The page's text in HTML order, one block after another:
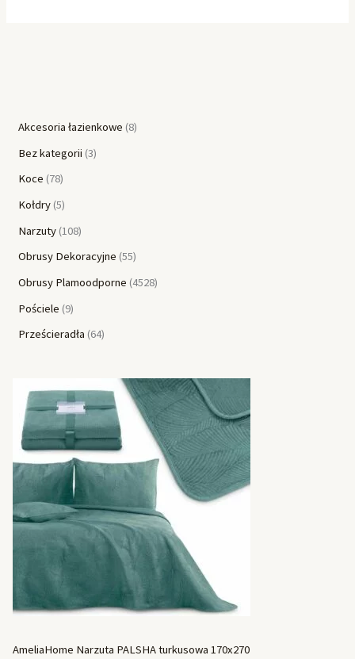
Akcesoria łazienkowe 8
Bez kategorii 3
Koce 78
Kołdry 5
Narzuty 108
Obrusy Dekoracyjne 55
Obrusy Plamoodporne 4528
Pościele 9
Prześcieradła 64
AmeliaHome Narzuta PALSHA turkusowa 170x270